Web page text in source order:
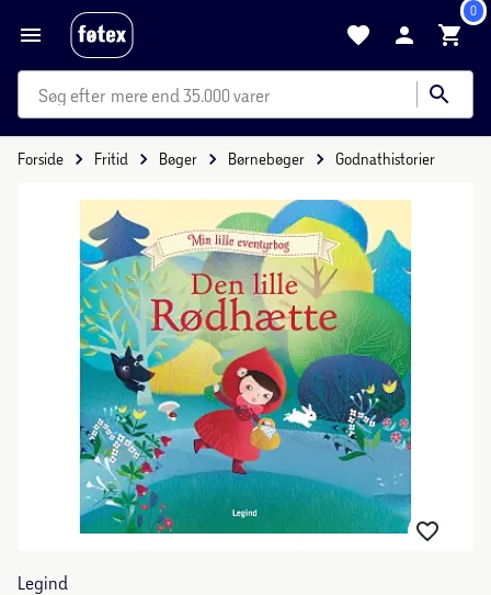
0
mere end 35.000 varer
Forside Fritid Bøger Børnebøger Godnathistorier
Legind